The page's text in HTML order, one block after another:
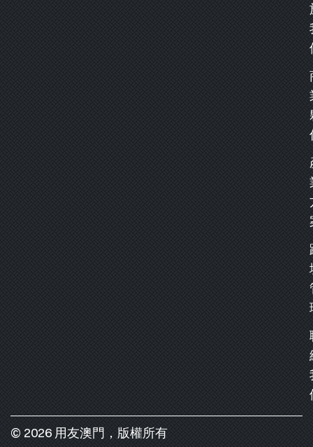
© 2026 用友澳門，版權所有